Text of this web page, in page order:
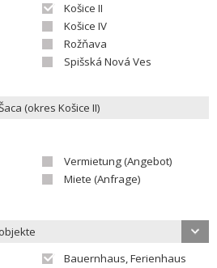
Košice II
Košice IV
Rožňava
Spišská Nová Ves
Vermietung (Angebot)
Miete (Anfrage)
Bauernhaus, Ferienhaus